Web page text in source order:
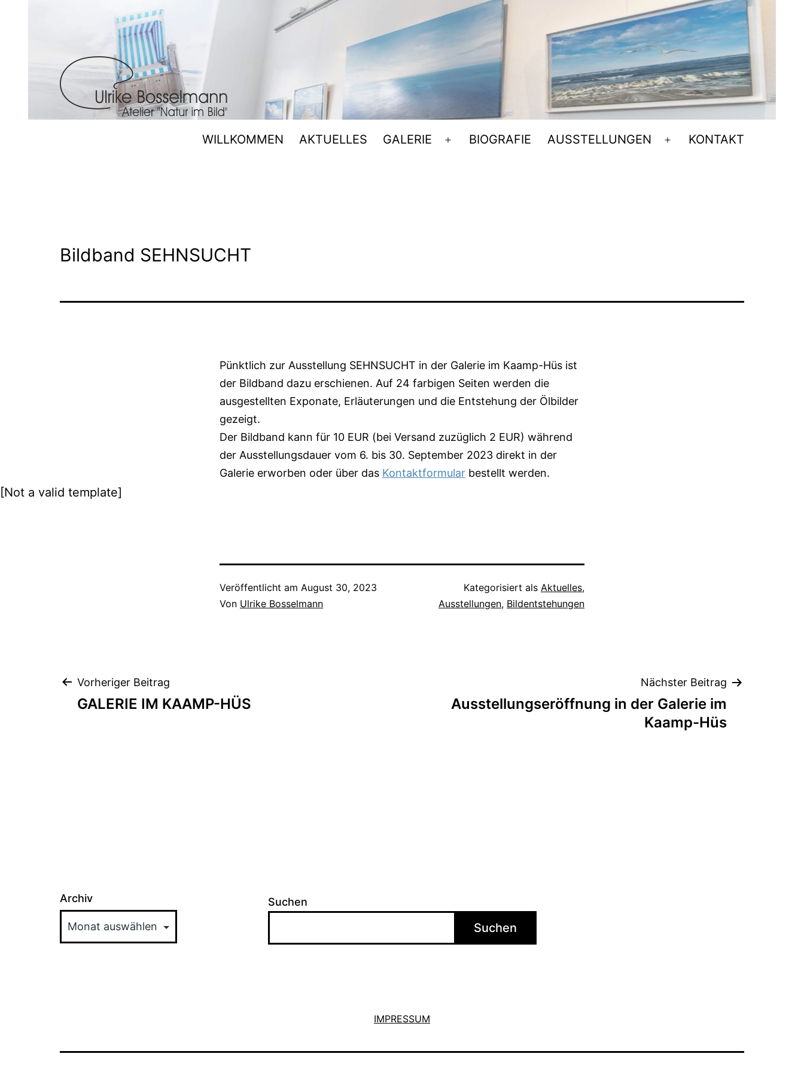
WILLKOMMEN AKTUELLES GALERIE
Menü
BIOGRAFIE AUSSTELLUNGEN
Menü
KONTAKT
Bildband SEHNSUCHT
Pünktlich zur Ausstellung SEHNSUCHT in der Galerie im Kaamp-Hüs ist
der Bildband dazu erschienen. Auf 24 farbigen Seiten werden die
ausgestellten Exponate, Erläuterungen und die Entstehung der Ölbilder
gezeigt.
Der Bildband kann für 10 EUR (bei Versand zuzüglich 2 EUR) während
der Ausstellungsdauer vom 6. bis 30. September 2023 direkt in der
Galerie erworben oder über das Kontaktformular bestellt werden.
[Not a valid template]
Veröffentlicht am August 30, 2023
Von Ulrike Bosselmann
Kategorisiert als Aktuelles,
Ausstellungen, Bildentstehungen
Beitragsnavigation
Vorheriger Beitrag
GALERIE IM KAAMP-HÜS
Nächster Beitrag
Ausstellungseröffnung in der Galerie im
Kaamp-Hüs
Archiv Suchen
Suchen
IMPRESSUM